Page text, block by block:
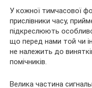
У кожної тимчасової
прислівники часу,
підкреслюють
що перед нами той чи
не належить до
помічників.
Велика частина